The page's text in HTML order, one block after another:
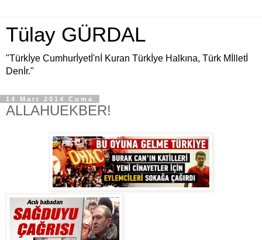
Tülay GÜRDAL
"Türkİye Cumhurİyetİ'nİ Kuran Türkİye Halkına, Türk Mİlletİ
Denİr."
14 Mart 2014 Cuma
ALLAHUEKBER!